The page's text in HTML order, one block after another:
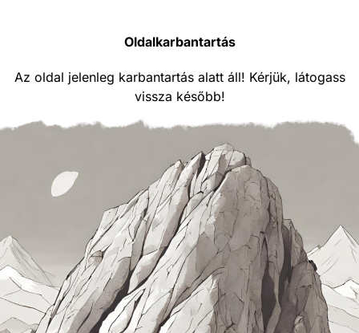
Oldalkarbantartás
Az oldal jelenleg karbantartás alatt áll! Kérjük, látogass
vissza később!